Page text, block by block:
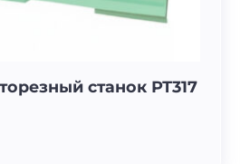
станок РТ317